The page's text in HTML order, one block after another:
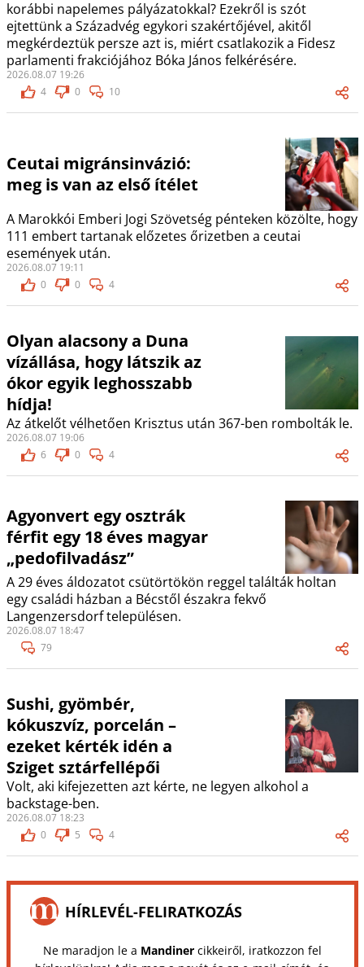
korábbi napelemes pályázatokkal? Ezekről is szót
ejtettünk a Századvég egykori szakértőjével, akitől
megkérdeztük persze azt is, miért csatlakozik a Fidesz
parlamenti frakciójához Bóka János felkérésére.
2026.08.07 19:26
4
0 10
Ceutai migránsinvázió:
meg is van az első ítélet
A Marokkói Emberi Jogi Szövetség pénteken közölte, hogy
111 embert tartanak előzetes őrizetben a ceutai
események után.
2026.08.07 19:11
0
0 4
Olyan alacsony a Duna
vízállása, hogy látszik az
ókor egyik leghosszabb
hídja!
Az átkelőt vélhetően Krisztus után 367-ben rombolták le.
2026.08.07 19:06
6
0 4
Agyonvert egy osztrák
férfit egy 18 éves magyar
„pedofilvadász”
A 29 éves áldozatot csütörtökön reggel találták holtan
egy családi házban a Bécstől északra fekvő
Langenzersdorf településen.
2026.08.07 18:47
79
Sushi, gyömbér,
kókuszvíz, porcelán –
ezeket kérték idén a
Sziget sztárfellépői
Volt, aki kifejezetten azt kérte, ne legyen alkohol a
backstage-ben.
2026.08.07 18:23
0
5 4
HÍRLEVÉL-FELIRATKOZÁS
Ne maradjon le a Mandinercikkeiről, iratkozzon fel